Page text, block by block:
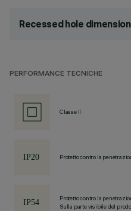
Recessed hole
PERFORMANCE TECNICHE
Classe II
Protetto contro la
Protetto contro la
Sulla parte visibile del